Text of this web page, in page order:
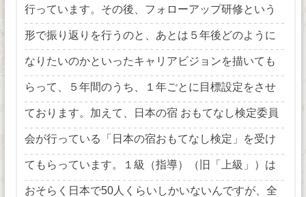
行っています。その後、フォローアップ研修という
形で振り返りを行うのと、あとは５年後どのように
なりたいのかといったキャリアビジョンを描いても
らって、５年間のうち、１年ごとに目標設定をさせ
ております。加えて、日本の宿 おもてなし検定委員
会が行っている「日本の宿おもてなし検定」を受け
てもらっています。１級（指導）（旧「上級」）は
おそらく日本で50人くらいしかいないんですが、全